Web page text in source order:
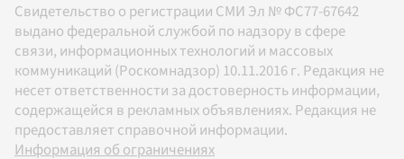
Свидетельство о регистрации СМИ Эл № ФС77-67642
выдано федеральной службой по надзору в сфере
связи, информационных технологий и массовых
коммуникаций (Роскомнадзор) 10.11.2016 г. Редакция не
несет ответственности за достоверность информации,
содержащейся в рекламных объявлениях. Редакция не
предоставляет справочной информации.
Информация об ограничениях